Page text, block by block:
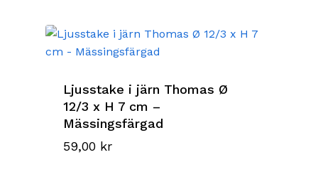
Ljusstake i järn Thomas Ø
12/3 x H 7 cm –
Mässingsfärgad
59,00 kr